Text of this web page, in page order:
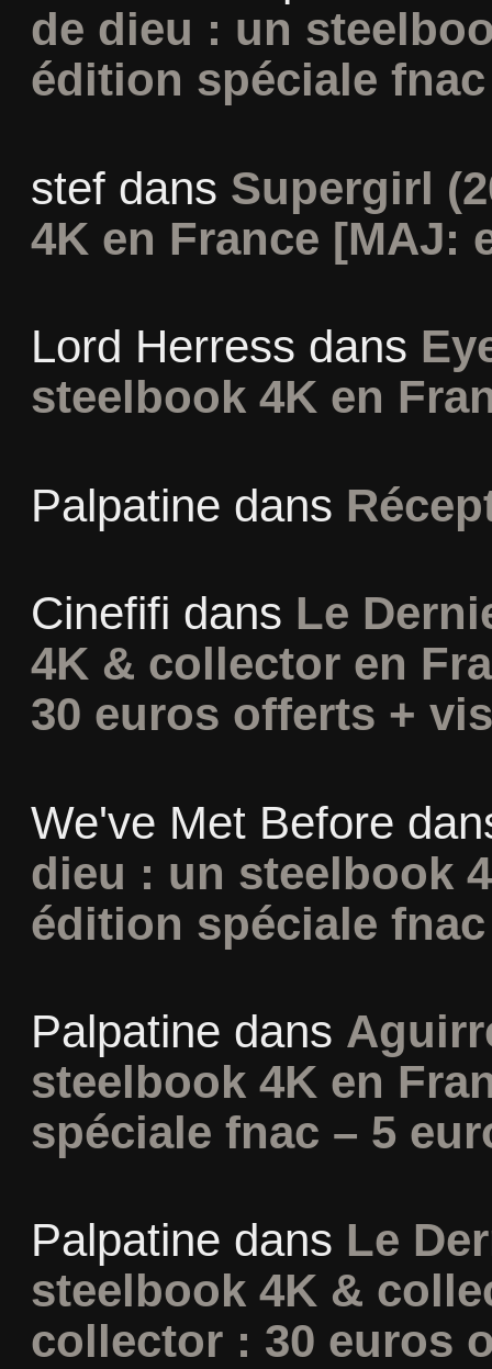
de dieu : un
édition spéciale
stefdans Supergirl
4K en France [MAJ:
Lord Herress dans
steelbook 4K en
Palpatine dans
Cinefifi dans Le
4K & collector en
30 euros offerts +
We've Met Before
dieu : un steelbook
édition spéciale
Palpatine dans
steelbook 4K en
spéciale fnac – 5
Palpatine dans Le
steelbook 4K &
collector : 30 euros